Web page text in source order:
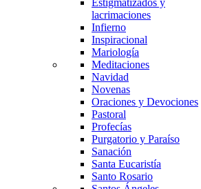
Estigmatizados y
lacrimaciones
Infierno
Inspiracional
Mariología
Meditaciones
Navidad
Novenas
Oraciones y Devociones
Pastoral
Profecías
Purgatorio y Paraíso
Sanación
Santa Eucaristía
Santo Rosario